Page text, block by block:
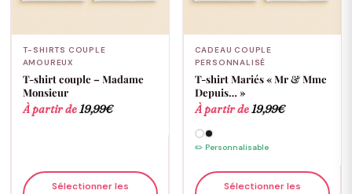
T-SHIRTS COUPLE
AMOUREUX
T-shirt couple – Madame
Monsieur
À partir de19,99€
Sélectionner les
CADEAU COUPLE
PERSONNALISÉ
T-shirt Mariés « Mr & Mme
Depuis… »
À partir de19,99€
✏️ Personnalisable
Sélectionner les